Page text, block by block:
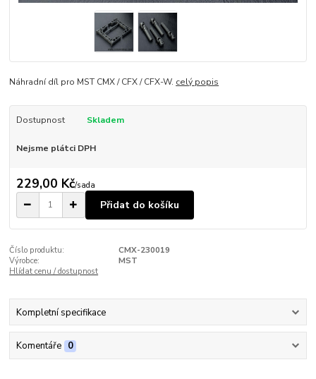
Náhradní díl pro MST CMX / CFX / CFX-W. celý popis
Dostupnost Skladem
Nejsme plátci DPH
229,00 Kč/sada
Přidat do košíku
Číslo produktu:
CMX-230019
Výrobce:
MST
Hlídat cenu / dostupnost
Kompletní specifikace
Komentáře 0